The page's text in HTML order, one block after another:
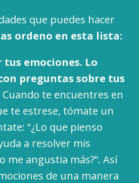
que puedes hacer
ordeno en esta lista:
emociones. Lo
preguntas sobre tus
Cuando te encuentres en
te estrese, tómate un
“¿Lo que pienso
a resolver mis
me angustia más?”. Así
de una manera